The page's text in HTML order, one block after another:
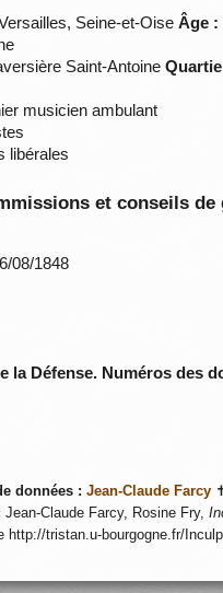
Seine-et-Oise Âge :
Saint-Antoine
musicien ambulant
libérales
et conseils de
08/1848
la Défense. Numéros des
données : Jean-Claude Farcy
Jean-Claude Farcy, Rosine Fry,
http://tristan.u-bourgogne.fr/